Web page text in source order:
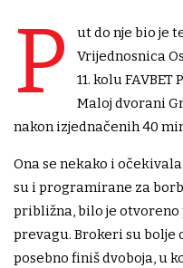
P
ut do nje bio je
Vrijednosnica
11. kolu
Maloj dvorani
nakon izjednačenih 40
Ona se nekako i
su i programirane za
približna, bilo je
prevagu. Brokeri su
posebno finiš dvoboja, u